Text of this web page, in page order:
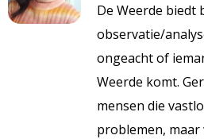
De Weerde biedt
observatie/
ongeacht of
Weerde komt.
mensen die
problemen,